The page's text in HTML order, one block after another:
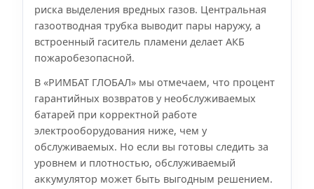
риска выделения вредных газов. Центральная
газоотводная трубка выводит пары наружу, а
встроенный гаситель пламени делает АКБ
пожаробезопасной.
В «РИМБАТ ГЛОБАЛ» мы отмечаем, что процент
гарантийных возвратов у необслуживаемых
батарей при корректной работе
электрооборудования ниже, чем у
обслуживаемых. Но если вы готовы следить за
уровнем и плотностью, обслуживаемый
аккумулятор может быть выгодным решением.